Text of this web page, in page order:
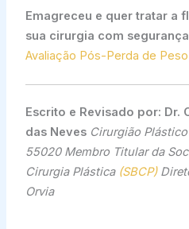
Emagreceu e quer tratar a
sua cirurgia com
Avaliação Pós-Perda de
Escrito e Revisado por: Dr.
das Neves Cirurgião
55020 Membro Titular da
Cirurgia Plástica (SBCP)
Orvia